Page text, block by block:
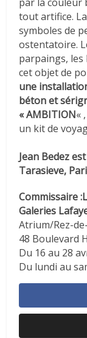
tout artifice.
symboles de
ostentatoire.
parpaings,
cet objet de
une
béton et
« AMBITION«
un kit de
Jean Bedez
Tarasieve,
Commissaire
Galeries
Atrium/Rez-
48 Boulevard
Du 16 au 28
Du lundi au